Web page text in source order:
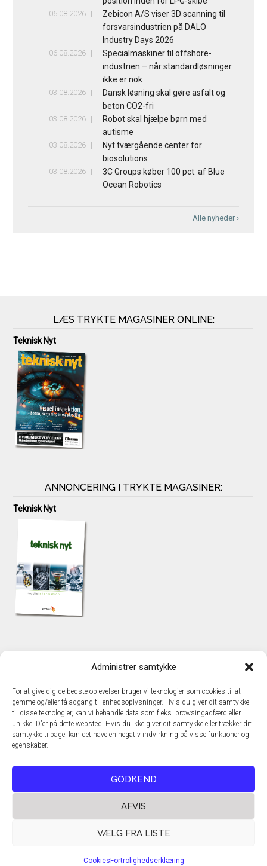
Administrer samtykke
For at give dig de bedste oplevelser bruger vi teknologier som cookies til at
gemme og/eller få adgang til enhedsoplysninger. Hvis du giver dit samtykke
til disse teknologier, kan vi behandle data som f.eks. browsingadfærd eller
unikke ID'er på dette websted. Hvis du ikke giver dit samtykke eller trækker dit
samtykke tilbage, kan det have en negativ indvirkning på visse funktioner og
egenskaber.
GODKEND
AFVIS
VÆLG FRA LISTE
Cookies Fortrolighedserklæring
06.08.2026
Zebicon A/S viser 3D scanning til
forsvarsindustrien på DALO
Industry Days 2026
06.08.2026
Specialmaskiner til offshore-
industrien – når standardløsninger
ikke er nok
03.08.2026
Dansk løsning skal gøre asfalt og
beton CO2-fri
03.08.2026
Robot skal hjælpe børn med
autisme
03.08.2026
Nyt tværgående center for
biosolutions
03.08.2026
3C Groups køber 100 pct. af Blue
Ocean Robotics
Alle nyheder ›
LÆS TRYKTE MAGASINER ONLINE:
Teknisk Nyt
ANNONCERING I TRYKTE MAGASINER:
Teknisk Nyt
TechMedia A/S
DK - 2600 Glostrup
www.techmedia.dk
Telefon: +45 43 24 26 28
E-mail:info@techmedia.dk